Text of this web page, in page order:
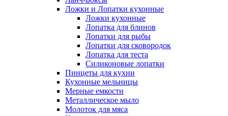
Ложки и Лопатки кухонные
Ложки кухонные
Лопатка для блинов
Лопатки для рыбы
Лопатки для сковородок
Лопатка для теста
Силиконовые лопатки
Пинцеты для кухни
Кухонные мельницы
Мерные емкости
Металлическое мыло
Молоток для мяса